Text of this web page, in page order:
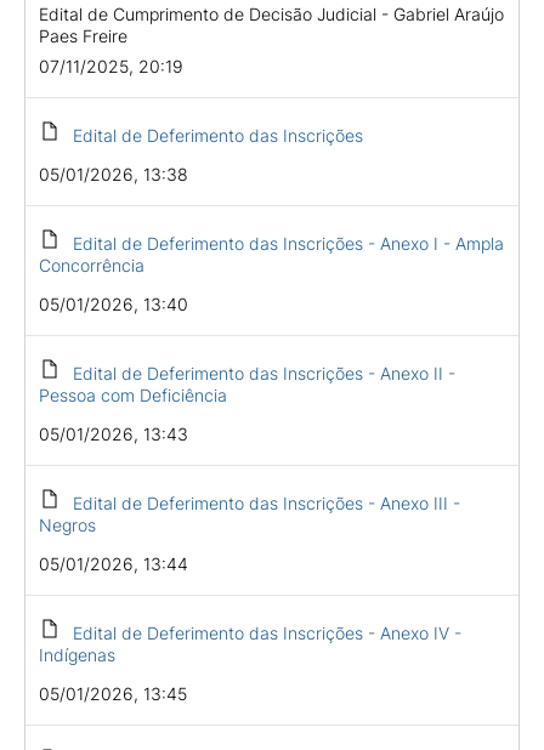
Edital de Cumprimento de Decisão Judicial - Gabriel Araújo
Paes Freire
07/11/2025, 20:19
Edital de Deferimento das Inscrições
05/01/2026, 13:38
Edital de Deferimento das Inscrições - Anexo I - Ampla
Concorrência
05/01/2026, 13:40
Edital de Deferimento das Inscrições - Anexo II -
Pessoa com Deficiência
05/01/2026, 13:43
Edital de Deferimento das Inscrições - Anexo III -
Negros
05/01/2026, 13:44
Edital de Deferimento das Inscrições - Anexo IV -
Indígenas
05/01/2026, 13:45